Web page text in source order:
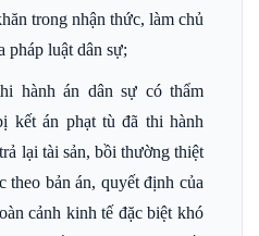
trong nhận thức, làm chủ
pháp luật dân sự;
hành án dân sự có thẩm
kết án phạt tù đã thi hành
lại tài sản, bồi thường thiệt
theo bản án, quyết định của
cảnh kinh tế đặc biệt khó